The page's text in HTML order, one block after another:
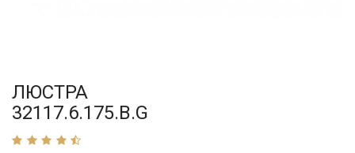
ЛЮСТРА
32117.6.175.B.G